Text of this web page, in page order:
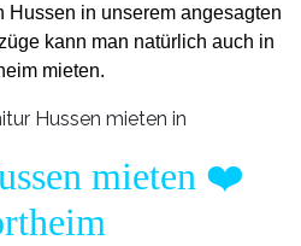
Hussen in unserem angesagten
kann man natürlich auch in
mieten.
mieten ❤️